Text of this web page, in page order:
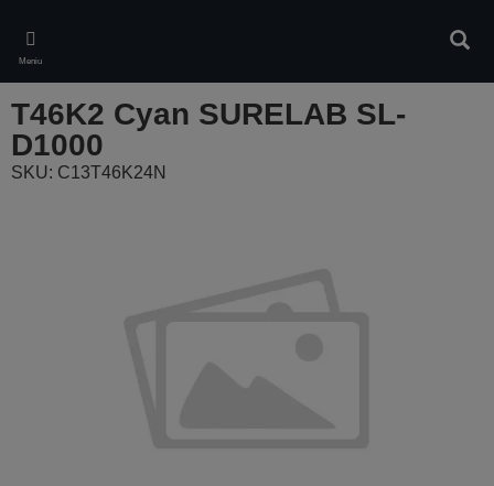
main
content
Meniu
T46K2 Cyan SURELAB SL-
D1000
SKU: C13T46K24N